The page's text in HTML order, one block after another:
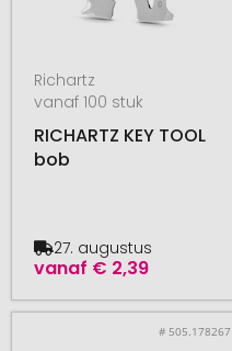
Richartz
vanaf 100 stuk
RICHARTZ KEY TOOL
bob
vanaf € 2,39
27. augustus
# 505.178267